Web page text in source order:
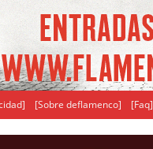
[Sobre deflamenco] [Faq]